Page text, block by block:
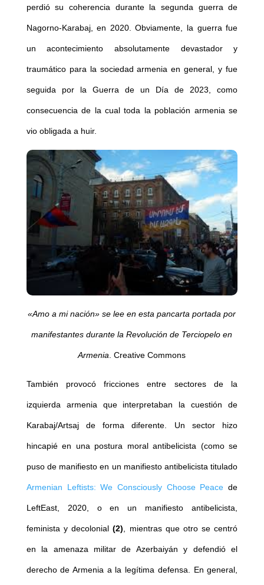
perdió su coherencia durante la segunda guerra de
Nagorno-Karabaj, en 2020. Obviamente, la guerra fue
un acontecimiento absolutamente devastador y
traumático para la sociedad armenia en general, y fue
seguida por la Guerra de un Día de 2023, como
consecuencia de la cual toda la población armenia se
vio obligada a huir.
«Amo a mi nación» se lee en esta pancarta portada por
manifestantes durante la Revolución de Terciopelo en
Armenia. Creative Commons
También provocó fricciones entre sectores de la
izquierda armenia que interpretaban la cuestión de
Karabaj/Artsaj de forma diferente. Un sector hizo
hincapié en una postura moral antibelicista (como se
puso de manifiesto en un manifiesto antibelicista titulado
Armenian Leftists: We Consciously Choose Peace de
LeftEast, 2020, o en un manifiesto antibelicista,
feminista y decolonial (2), mientras que otro se centró
en la amenaza militar de Azerbaiyán y defendió el
derecho de Armenia a la legítima defensa. En general,